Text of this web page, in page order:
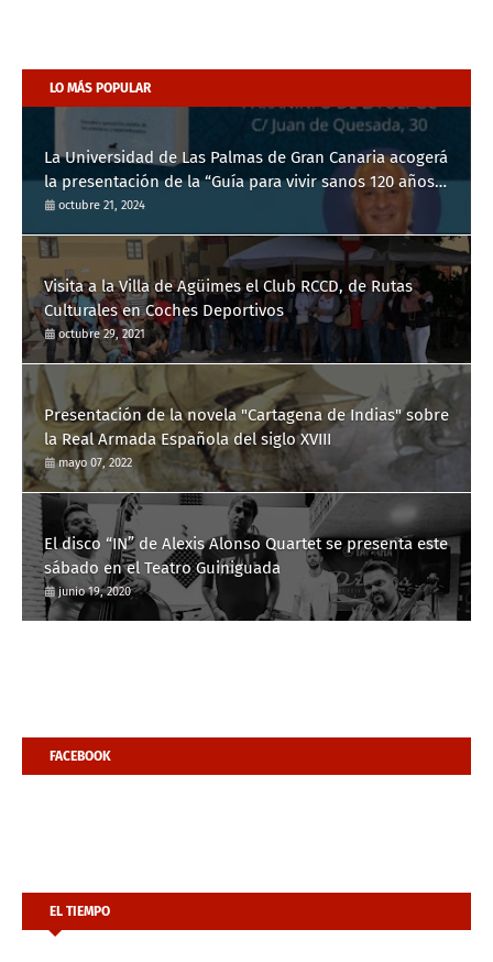
LO MÁS POPULAR
La Universidad de Las Palmas de Gran Canaria acogerá
la presentación de la “Guía para vivir sanos 120 años”
del Dr. Manuel de la Peña
octubre 21, 2024
Visita a la Villa de Agüimes el Club RCCD, de Rutas
Culturales en Coches Deportivos
octubre 29, 2021
Presentación de la novela "Cartagena de Indias" sobre
la Real Armada Española del siglo XVIII
mayo 07, 2022
El disco “IN” de Alexis Alonso Quartet se presenta este
sábado en el Teatro Guiniguada
junio 19, 2020
FACEBOOK
EL TIEMPO